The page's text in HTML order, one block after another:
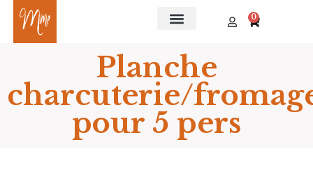
0
Planche
charcuterie/
pour 5 pers